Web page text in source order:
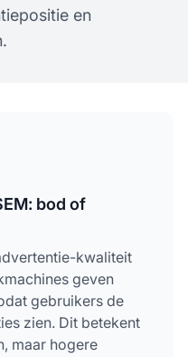
en
bod of
kwaliteit
geven
gebruikers de
zien. Dit betekent
maar hogere